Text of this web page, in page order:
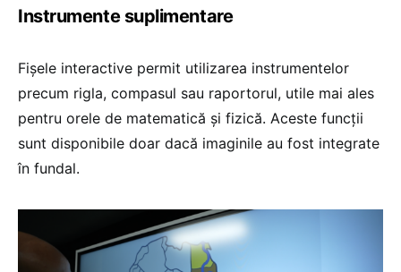
Instrumente suplimentare
Fișele interactive permit utilizarea instrumentelor
precum rigla, compasul sau raportorul, utile mai ales
pentru orele de matematică și fizică. Aceste funcții
sunt disponibile doar dacă imaginile au fost integrate
în fundal.